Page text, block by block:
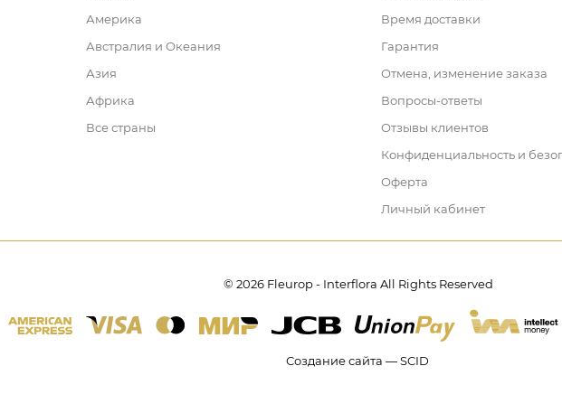
Америка
Австралия и Океания
Азия
Африка
Все страны
Время доставки
Гарантия
Отмена, изменение заказа
Вопросы-ответы
Отзывы клиентов
Конфиденциальность и
Оферта
Личный кабинет
© 2026 Fleurop - Interflora All Rights Reserved
Создание сайта — SCID